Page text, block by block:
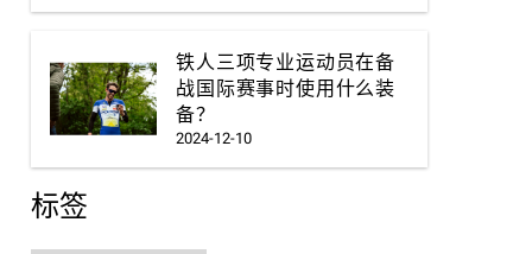
铁人三项专业运动员在备
战国际赛事时使用什么装
备？
2024-12-10
标签